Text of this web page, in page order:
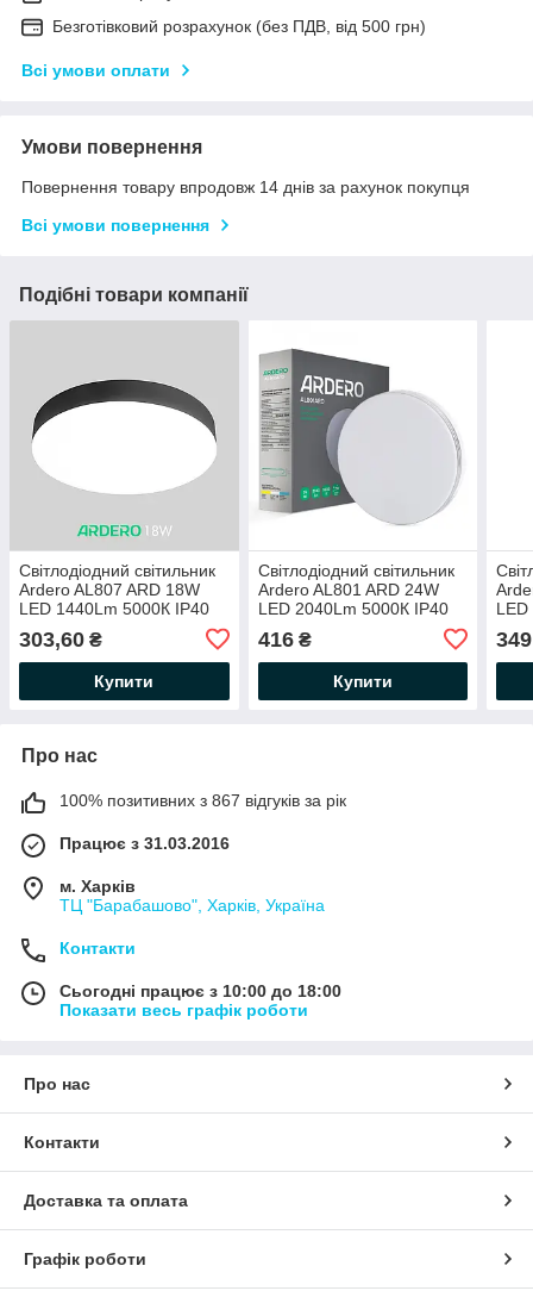
Безготівковий розрахунок (без ПДВ, від 500 грн)
Всі умови оплати
Умови повернення
Повернення товару впродовж 14 днів за рахунок покупця
Всі умови повернення
Подібні товари компанії
Світлодіодний світильник
Ardero AL807 ARD 18W
LED 1440Lm 5000К IP40
накладний круглий чорний
303,60 ₴
Купити
Світлодіодний світильник
Ardero AL801 ARD 24W
LED 2040Lm 5000К IP40
круглий хром білий
416₴
Купити
Про нас
100% позитивних з 867 відгуків за рік
Працює з 31.03.2016
м. Харків
ТЦ "Барабашово", Харків, Україна
Контакти
Сьогодні працює з 10:00 до 18:00
Показати весь графік роботи
Про нас
Контакти
Доставка та оплата
Графік роботи